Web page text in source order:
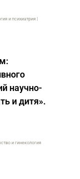
и психиатрия |
научно-
и дитя».
и гинекология